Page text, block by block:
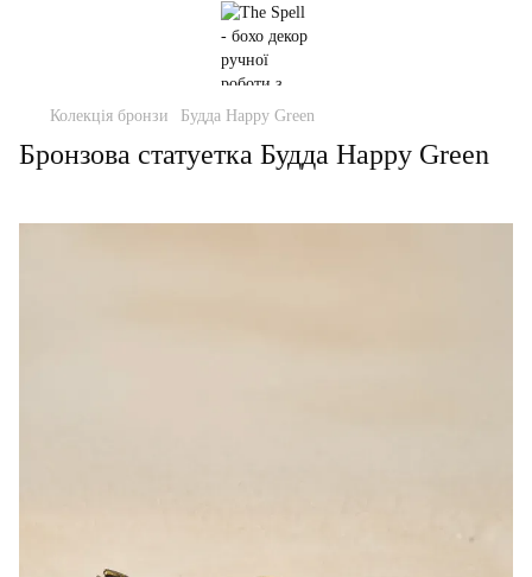
Колекція бронзи Будда Happy Green
Бронзова статуетка Будда Happy Green